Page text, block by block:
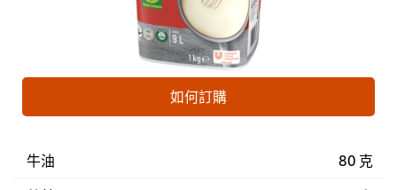
如何訂購
牛油
80 克